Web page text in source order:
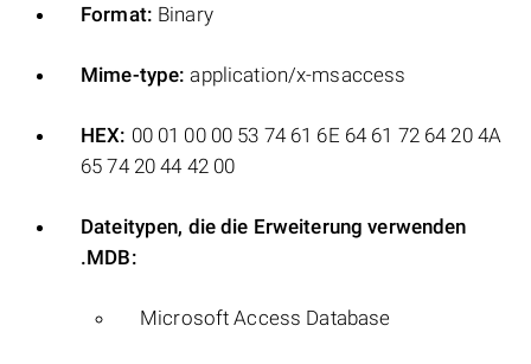
Format: Binary
Mime-type: application/x-msaccess
HEX: 00 01 00 00 53 74 61 6E 64 61 72 64 20 4A
65 74 20 44 42 00
Dateitypen, die die Erweiterung verwenden
.MDB:
Microsoft Access Database